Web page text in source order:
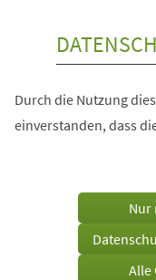
Durch die Nutzung
einverstanden, dass
Nur
Alle